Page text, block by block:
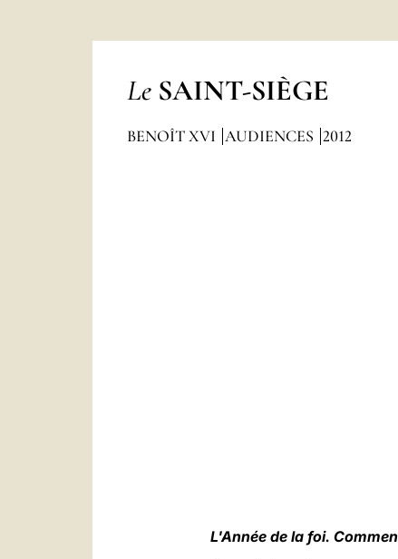
Le SAINT-SIÈGE
BENOÎT XVI AUDIENCES 2012
L'Année de la foi.